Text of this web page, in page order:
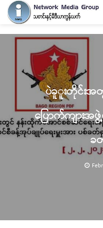
ပဲခူူးတိုင်းအတွ
ပြောက်ကျားအ
ခ